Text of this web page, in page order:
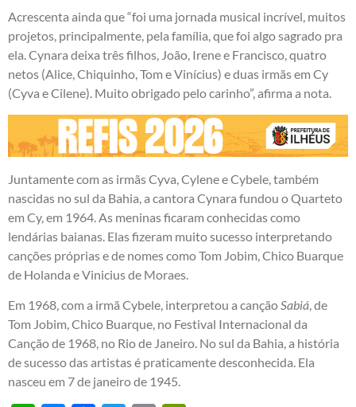
Acrescenta ainda que “foi uma jornada musical incrível, muitos
projetos, principalmente, pela família, que foi algo sagrado pra
ela. Cynara deixa três filhos, João, Irene e Francisco, quatro
netos (Alice, Chiquinho, Tom e Vinícius) e duas irmãs em Cy
(Cyva e Cilene). Muito obrigado pelo carinho”, afirma a nota.
Juntamente com as irmãs Cyva, Cylene e Cybele, também
nascidas no sul da Bahia, a cantora Cynara fundou o Quarteto
em Cy, em 1964. As meninas ficaram conhecidas como
lendárias baianas. Elas fizeram muito sucesso interpretando
canções próprias e de nomes como Tom Jobim, Chico Buarque
de Holanda e Vinicius de Moraes.
Em 1968, com a irmã Cybele, interpretou a cançãoSabiá, de
Tom Jobim, Chico Buarque, no Festival Internacional da
Canção de 1968, no Rio de Janeiro. No sul da Bahia, a história
de sucesso das artistas é praticamente desconhecida. Ela
nasceu em 7 de janeiro de 1945.